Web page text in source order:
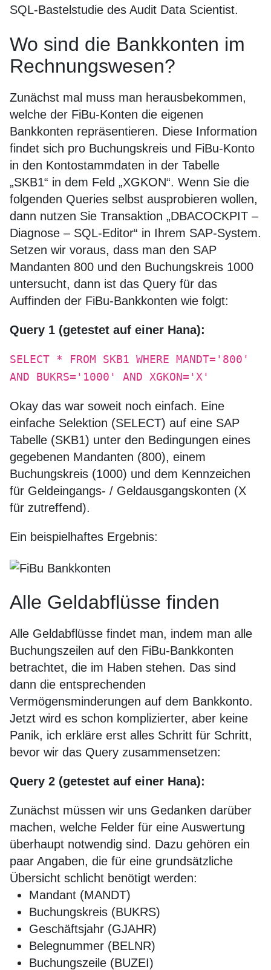
SQL-Bastelstudie des Audit Data Scientist.
Wo sind die Bankkonten im
Rechnungswesen?
Zunächst mal muss man herausbekommen,
welche der FiBu-Konten die eigenen
Bankkonten repräsentieren. Diese Information
findet sich pro Buchungskreis und FiBu-Konto
in den Kontostammdaten in der Tabelle
„SKB1“ in dem Feld „XGKON“. Wenn Sie die
folgenden Queries selbst ausprobieren wollen,
dann nutzen Sie Transaktion „DBACOCKPIT –
Diagnose – SQL-Editor“ in Ihrem SAP-System.
Setzen wir voraus, dass man den SAP
Mandanten 800 und den Buchungskreis 1000
untersucht, dann ist das Query für das
Auffinden der FiBu-Bankkonten wie folgt:
Query 1 (getestet auf einer Hana):
SELECT * FROM SKB1 WHERE MANDT='800'
AND BUKRS='1000' AND XGKON='X'
Okay das war soweit noch einfach. Eine
einfache Selektion (SELECT) auf eine SAP
Tabelle (SKB1) unter den Bedingungen eines
gegebenen Mandanten (800), einem
Buchungskreis (1000) und dem Kennzeichen
für Geldeingangs- / Geldausgangskonten (X
für zutreffend).
Ein beispielhaftes Ergebnis:
Alle Geldabflüsse finden
Alle Geldabflüsse findet man, indem man alle
Buchungszeilen auf den FiBu-Bankkonten
betrachtet, die im Haben stehen. Das sind
dann die entsprechenden
Vermögensminderungen auf dem Bankkonto.
Jetzt wird es schon komplizierter, aber keine
Panik, ich erkläre erst alles Schritt für Schritt,
bevor wir das Query zusammensetzen:
Query 2 (getestet auf einer Hana):
Zunächst müssen wir uns Gedanken darüber
machen, welche Felder für eine Auswertung
überhaupt notwendig sind. Dazu gehören ein
paar Angaben, die für eine grundsätzliche
Übersicht schlicht benötigt werden:
Mandant (MANDT)
Buchungskreis (BUKRS)
Geschäftsjahr (GJAHR)
Belegnummer (BELNR)
Buchungszeile (BUZEI)